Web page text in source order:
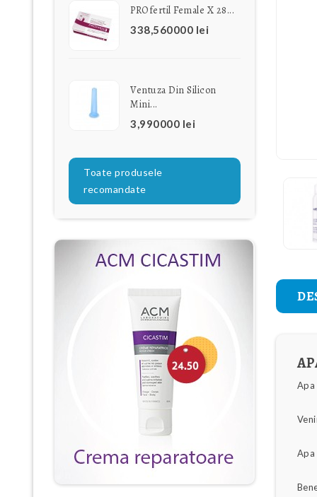
PROfertil Female X 28...
338,560000 lei
Ventuza Din Silicon
Mini...
3,990000 lei
Toate produsele
recomandate